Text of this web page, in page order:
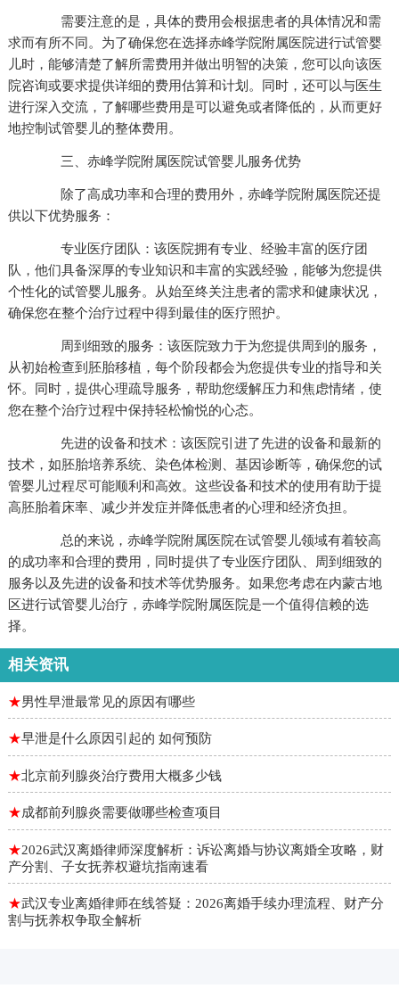
需要注意的是，具体的费用会根据患者的具体情况和需
求而有所不同。为了确保您在选择赤峰学院附属医院进行试管婴
儿时，能够清楚了解所需费用并做出明智的决策，您可以向该医
院咨询或要求提供详细的费用估算和计划。同时，还可以与医生
进行深入交流，了解哪些费用是可以避免或者降低的，从而更好
地控制试管婴儿的整体费用。
三、赤峰学院附属医院试管婴儿服务优势
除了高成功率和合理的费用外，赤峰学院附属医院还提
供以下优势服务：
专业医疗团队：该医院拥有专业、经验丰富的医疗团
队，他们具备深厚的专业知识和丰富的实践经验，能够为您提供
个性化的试管婴儿服务。从始至终关注患者的需求和健康状况，
确保您在整个治疗过程中得到最佳的医疗照护。
周到细致的服务：该医院致力于为您提供周到的服务，
从初始检查到胚胎移植，每个阶段都会为您提供专业的指导和关
怀。同时，提供心理疏导服务，帮助您缓解压力和焦虑情绪，使
您在整个治疗过程中保持轻松愉悦的心态。
先进的设备和技术：该医院引进了先进的设备和最新的
技术，如胚胎培养系统、染色体检测、基因诊断等，确保您的试
管婴儿过程尽可能顺利和高效。这些设备和技术的使用有助于提
高胚胎着床率、减少并发症并降低患者的心理和经济负担。
总的来说，赤峰学院附属医院在试管婴儿领域有着较高
的成功率和合理的费用，同时提供了专业医疗团队、周到细致的
服务以及先进的设备和技术等优势服务。如果您考虑在内蒙古地
区进行试管婴儿治疗，赤峰学院附属医院是一个值得信赖的选
择。
相关资讯
★男性早泄最常见的原因有哪些
★早泄是什么原因引起的 如何预防
★北京前列腺炎治疗费用大概多少钱
★成都前列腺炎需要做哪些检查项目
★2026武汉离婚律师深度解析：诉讼离婚与协议离婚全攻略，财
产分割、子女抚养权避坑指南速看
★武汉专业离婚律师在线答疑：2026离婚手续办理流程、财产分
割与抚养权争取全解析